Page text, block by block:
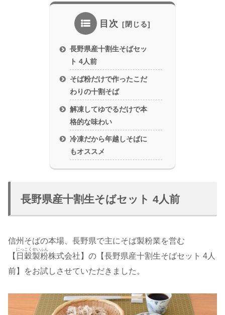
目次
長野県産十割生そばセッ
ト 4人前
そば粉だけで作ったこだ
わりの十割そば
解凍してゆでるだけで本
格的な味わい
冷凍だから年越しそばに
もオススメ
長野県産十割生そばセット 4人前
信州そばの本場、長野県で主にそば製粉業を営む
【 日穀製粉
にっこくせいふん
株式会社】の【長野県産十割生そばセット 4人
前】をお試しさせていただきました。